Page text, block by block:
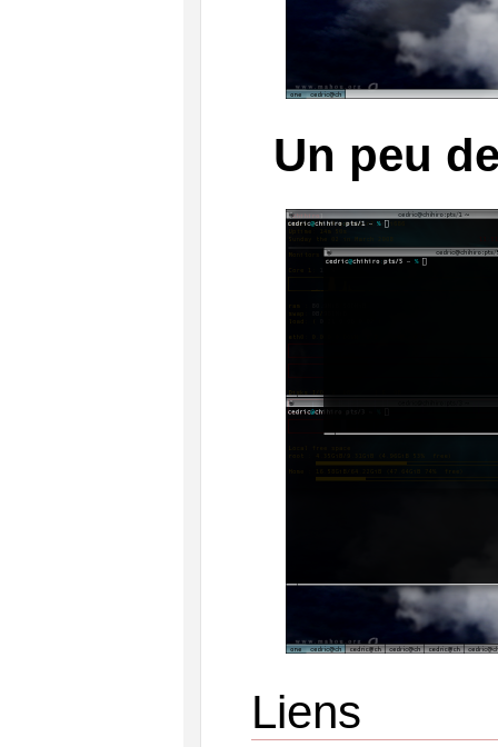
Un peu
Liens